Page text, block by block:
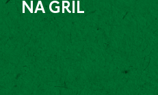
NA GRIL